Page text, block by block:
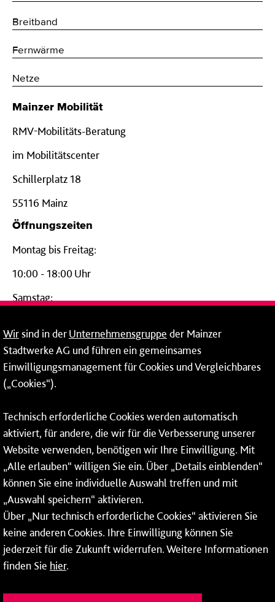
Breitband
Fernwärme
Netze
Mainzer Mobilität
RMV-Mobilitäts-Beratung
im Mobilitätscenter
Schillerplatz 18
55116 Mainz
Öffnungszeiten
Montag bis Freitag:
10:00 - 18:00 Uhr
Samstag:
24-Stunden-Telefon*
06131 – 12 77 77
Fax: 06131 – 12 66 66
* Montags bis freitags bis 7 und ab 18 Uhr sowie an
Wochenenden und Feiertagen ganztags werden Ihre
Anrufe je nach Themenauswahl an ein Callcenter des
RMV oder von nextbike weitergeleitet. Dort erhalten Sie
ausschließlich Auskünfte zum Fahrplan bzw. zu
meinRad.
Wirsind in derUnternehmensgruppe der Mainzer
Stadtwerke AG und führen ein gemeinsames
Einwilligungsmanagement für Cookies und Vergleichbares
(„Cookies“).
Technisch erforderliche Cookies werden automatisch
aktiviert, für andere, die wir für die Verbesserung unserer
Website verwenden, benötigen wir Ihre Einwilligung. Mit
„Alle erlauben“ willigen Sie ein. Über „Details einblenden“
können Sie eine individuelle Auswahl treffen und mit
„Auswahl speichern“ aktivieren.
Über „Nur technisch erforderliche Cookies“ aktivieren Sie
keine anderen Cookies. Ihre Einwilligung können Sie
jederzeit für die Zukunft widerrufen. Weitere Informationen
finden Sie hier.